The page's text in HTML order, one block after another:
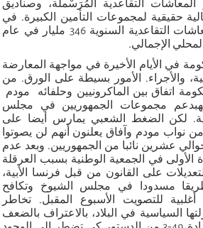
المعاشات التقاعدية المُرَسْملة، وصناديق
حقيقية لمجموعات التأمين الكبيرة. في
فرنسا، تمثل ميزانية المعاشات التقاعدية السنوية 346 مليار في عام
في الأيام الأخيرة في مواجهة المعارضة
والأجراء. الأمور بسيطة على الورق. من
اتفاق بين الماكرونيين وحلفائه مودم
مجموعات الجمهوريين في مجلس
لكن الضغط الشعبي يمارس أيضا على
من نواب مودم وآفاق يعلنون أنهم لن يصوتوا
عشرين نائبا من الجمهوريين. وبعد عدم
الأولى في الجمعية الوطنية بسبب العرقلة
على القانون من قبل فرنسا الأبية،
مسدودا في مجلس الشيوخ وتكافح
للتصويت الأسبوع المقبل. تخاطر
السياسية في البلاد، بالاعتراف بالضعف